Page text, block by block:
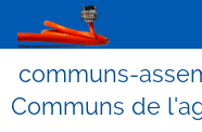
communs-
Communs de